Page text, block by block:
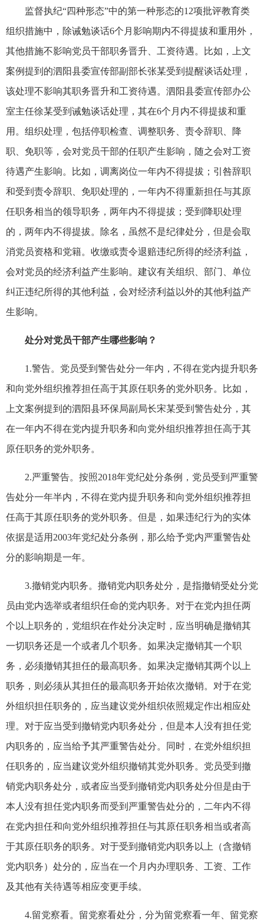
监督执纪“四种形态”中的第一种形态的12项批评教育类
组织措施中，除诫勉谈话6个月影响期内不得提拔和重用外，
其他措施不影响党员干部职务晋升、工资待遇。比如，上文
案例提到的泗阳县委宣传部副部长张某受到提醒谈话处理，
该处理不影响其职务晋升和工资待遇。泗阳县委宣传部办公
室主任徐某受到诫勉谈话处理，其在6个月内不得提拔和重
用。组织处理，包括停职检查、调整职务、责令辞职、降
职、免职等，会对党员干部的任职产生影响，随之会对工资
待遇产生影响。比如，调离岗位一年内不得提拔；引咎辞职
和受到责令辞职、免职处理的，一年内不得重新担任与其原
任职务相当的领导职务，两年内不得提拔；受到降职处理
的，两年内不得提拔。除名，虽然不是纪律处分，但是会取
消党员资格和党籍。收缴或责令退赔违纪所得的经济利益，
会对党员的经济利益产生影响。建议有关组织、部门、单位
纠正违纪所得的其他利益，会对经济利益以外的其他利益产
生影响。
处分对党员干部产生哪些影响？
1.警告。党员受到警告处分一年内，不得在党内提升职务
和向党外组织推荐担任高于其原任职务的党外职务。比如，
上文案例提到的泗阳县环保局副局长宋某受到警告处分，其
在一年内不得在党内提升职务和向党外组织推荐担任高于其
原任职务的党外职务。
2.严重警告。按照2018年党纪处分条例，党员受到严重警
告处分一年半内，不得在党内提升职务和向党外组织推荐担
任高于其原任职务的党外职务。但是，如果违纪行为的实体
依据是适用2003年党纪处分条例，那么给予党内严重警告处
分的影响期是一年。
3.撤销党内职务。撤销党内职务处分，是指撤销受处分党
员由党内选举或者组织任命的党内职务。对于在党内担任两
个以上职务的，党组织在作处分决定时，应当明确是撤销其
一切职务还是一个或者几个职务。如果决定撤销其一个职
务，必须撤销其担任的最高职务。如果决定撤销其两个以上
职务，则必须从其担任的最高职务开始依次撤销。对于在党
外组织担任职务的，应当建议党外组织依照规定作出相应处
理。对于应当受到撤销党内职务处分，但是本人没有担任党
内职务的，应当给予其严重警告处分。同时，在党外组织担
任职务的，应当建议党外组织撤销其党外职务。党员受到撤
销党内职务处分，或者应当受到撤销党内职务处分但是由于
本人没有担任党内职务而受到严重警告处分的，二年内不得
在党内担任和向党外组织推荐担任与其原任职务相当或者高
于其原任职务的职务。对于受到撤销党内职务以上（含撤销
党内职务）处分的，应当在一个月内办理职务、工资、工作
及其他有关待遇等相应变更手续。
4.留党察看。留党察看处分，分为留党察看一年、留党察